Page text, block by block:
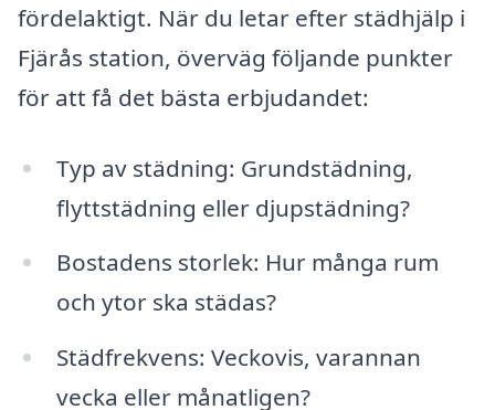
fördelaktigt. När du letar efter städhjälp i
Fjärås station, överväg följande punkter
för att få det bästa erbjudandet:
Typ av städning: Grundstädning,
flyttstädning eller djupstädning?
Bostadens storlek: Hur många rum
och ytor ska städas?
Städfrekvens: Veckovis, varannan
vecka eller månatligen?